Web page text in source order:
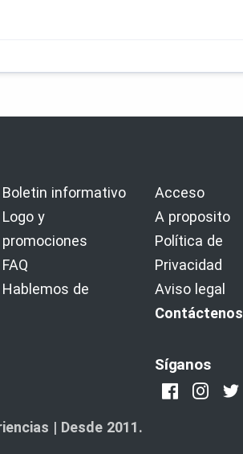
Boletin informativo
Logo y
promociones
FAQ
Hablemos de
Acceso
A proposito
Política de
Privacidad
Aviso legal
Contáctenos
Síganos
| Desde 2011.